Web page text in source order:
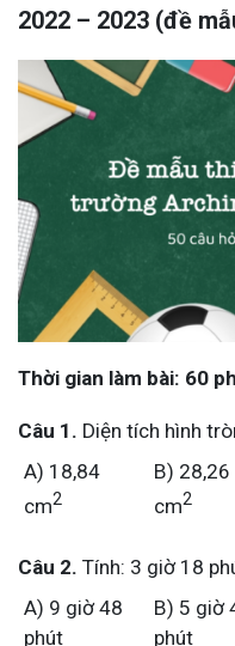
2022 – 2023 (đề
Thời gian làm bài: 60
Câu 1. Diện tích hình
A) 18,84
cm2
B) 28,26
cm2
Câu 2. Tính: 3 giờ 18
A) 9 giờ 48
phút
B) 5 giờ
phút